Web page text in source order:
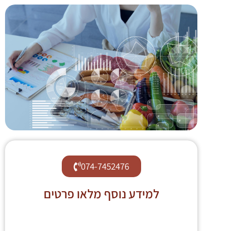
074-7452476
למידע נוסף מלאו פרטים